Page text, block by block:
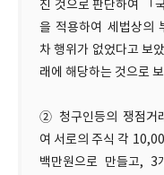
진 것으로 판단하여 「
을 적용하여 세법상의
차 행위가 없었다고 보
래에 해당하는 것으로
② 청구인등의 쟁점거
여 서로의 주식 각
백만원으로 만들고,